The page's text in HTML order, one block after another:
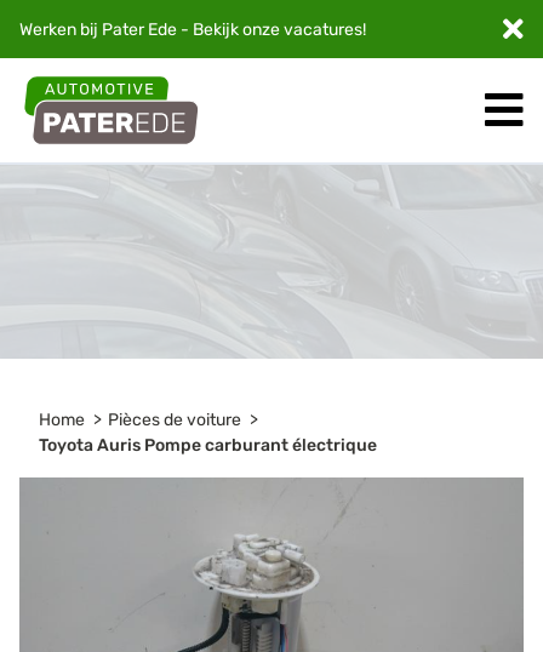
Werken bij Pater Ede - Bekijk onzevacatures!
Home
Pièces de voiture
Toyota Auris Pompe carburant électrique